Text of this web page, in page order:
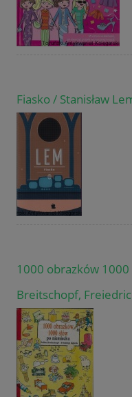
Fiasko / Stanisław
1000 obrazków 1000
Breitschopf,